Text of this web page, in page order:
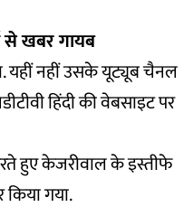
से खबर गायब
यहीं नहीं उसके यूट्यूब चैनल
हिंदी की वेबसाइट पर
हुए केजरीवाल के इस्तीफे
गया.